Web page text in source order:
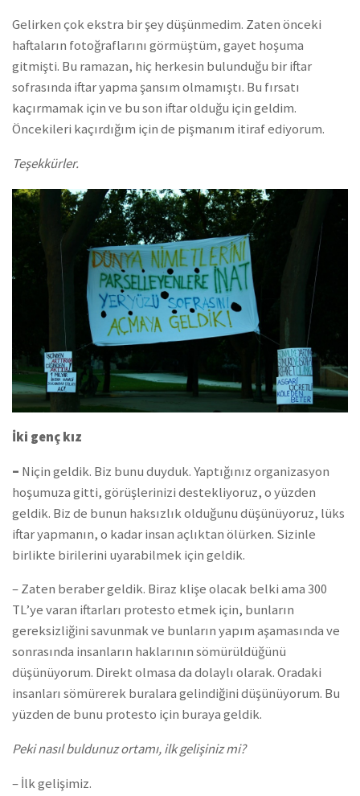
Gelirken çok ekstra bir şey düşünmedim. Zaten önceki
haftaların fotoğraflarını görmüştüm, gayet hoşuma
gitmişti. Bu ramazan, hiç herkesin bulunduğu bir iftar
sofrasında iftar yapma şansım olmamıştı. Bu fırsatı
kaçırmamak için ve bu son iftar olduğu için geldim.
Öncekileri kaçırdığım için de pişmanım itiraf ediyorum.
Teşekkürler.
İki genç kız
– Niçin geldik. Biz bunu duyduk. Yaptığınız organizasyon
hoşumuza gitti, görüşlerinizi destekliyoruz, o yüzden
geldik. Biz de bunun haksızlık olduğunu düşünüyoruz, lüks
iftar yapmanın, o kadar insan açlıktan ölürken. Sizinle
birlikte birilerini uyarabilmek için geldik.
– Zaten beraber geldik. Biraz klişe olacak belki ama 300
TL’ye varan iftarları protesto etmek için, bunların
gereksizliğini savunmak ve bunların yapım aşamasında ve
sonrasında insanların haklarının sömürüldüğünü
düşünüyorum. Direkt olmasa da dolaylı olarak. Oradaki
insanları sömürerek buralara gelindiğini düşünüyorum. Bu
yüzden de bunu protesto için buraya geldik.
Peki nasıl buldunuz ortamı, ilk gelişiniz mi?
– İlk gelişimiz.